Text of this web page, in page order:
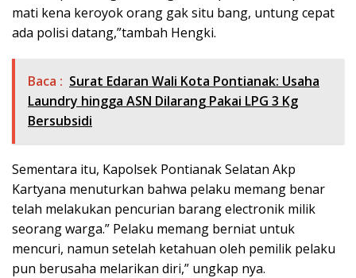
mati kena keroyok orang gak situ bang, untung cepat
ada polisi datang,”tambah Hengki.
Baca : Surat Edaran Wali Kota Pontianak: Usaha
Laundry hingga ASN Dilarang Pakai LPG 3 Kg
Bersubsidi
Sementara itu, Kapolsek Pontianak Selatan Akp
Kartyana menuturkan bahwa pelaku memang benar
telah melakukan pencurian barang electronik milik
seorang warga.” Pelaku memang berniat untuk
mencuri, namun setelah ketahuan oleh pemilik pelaku
pun berusaha melarikan diri,” ungkap nya.